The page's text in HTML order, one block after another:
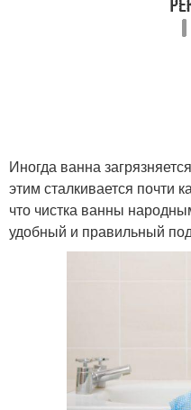
Иногда ванна
этим сталкивается почти
что чистка ванны
удобный и правильный